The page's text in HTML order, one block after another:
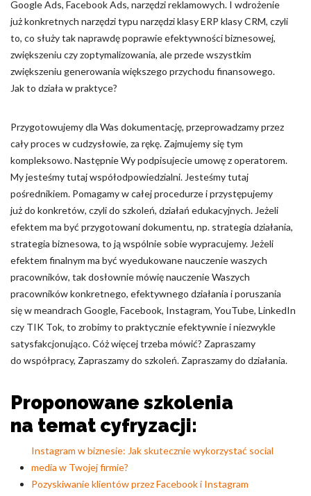
Google Ads, Facebook Ads, narzędzi reklamowych. I wdrożenie
już konkretnych narzędzi typu narzędzi klasy ERP klasy CRM, czyli
to, co służy tak naprawdę poprawie efektywności biznesowej,
zwiększeniu czy zoptymalizowania, ale przede wszystkim
zwiększeniu generowania większego przychodu finansowego.
Jak to działa w praktyce?
Przygotowujemy dla Was dokumentację, przeprowadzamy przez
cały proces w cudzysłowie, za rękę. Zajmujemy się tym
kompleksowo. Następnie Wy podpisujecie umowę z operatorem.
My jesteśmy tutaj współodpowiedzialni. Jesteśmy tutaj
pośrednikiem. Pomagamy w całej procedurze i przystępujemy
już do konkretów, czyli do szkoleń, działań edukacyjnych. Jeżeli
efektem ma być przygotowani dokumentu, np. strategia działania,
strategia biznesowa, to ją wspólnie sobie wypracujemy. Jeżeli
efektem finalnym ma być wyedukowane nauczenie waszych
pracowników, tak dosłownie mówię nauczenie Waszych
pracowników konkretnego, efektywnego działania i poruszania
się w meandrach Google, Facebook, Instagram, YouTube, LinkedIn
czy TIK Tok, to zrobimy to praktycznie efektywnie i niezwykle
satysfakcjonująco. Cóż więcej trzeba mówić? Zapraszamy
do współpracy, Zapraszamy do szkoleń. Zapraszamy do działania.
Proponowane szkolenia
na temat cyfryzacji:
Instagram w biznesie: Jak skutecznie wykorzystać social
media w Twojej firmie?
Pozyskiwanie klientów przez Facebook i Instagram